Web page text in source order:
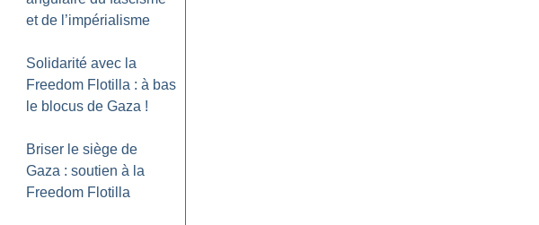
et de l’impérialisme
Solidarité avec la
Freedom Flotilla : à bas
le blocus de Gaza !
Briser le siège de
Gaza : soutien à la
Freedom Flotilla